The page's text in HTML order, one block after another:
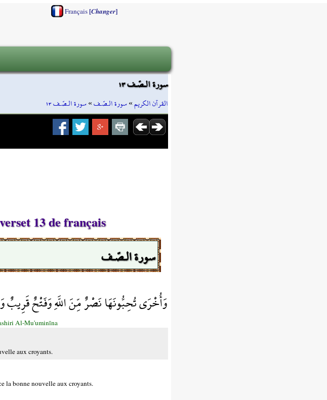
Français[Changer]
سورة الـصّـف ١٣
القرآن الكريم»سورة الـصّـف»سورة الـصّـف ١٣
13 de français
سورة الـصّـف
وَأُخْرَى تُحِبُّونَهَا نَصْرٌ مِّنَ اللَّهِ وَفَتْحٌ قَرِيبٌ
Al-Mu'uminīna
aux croyants.
la bonne nouvelle aux croyants.